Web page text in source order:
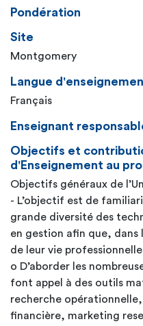
Pondération
Site
Montgomery
Langue
Français
Enseignant
Objectifs et
d'Enseignement au
Objectifs généraux de
- L’objectif est de
grande diversité des
en gestion afin que, dans
de leur vie
o D’aborder les
font appel à des outils
recherche
financière, marketing